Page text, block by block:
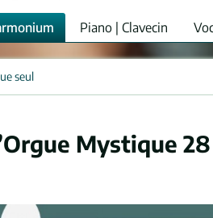
Piano | Clavecin
seul
Mystique